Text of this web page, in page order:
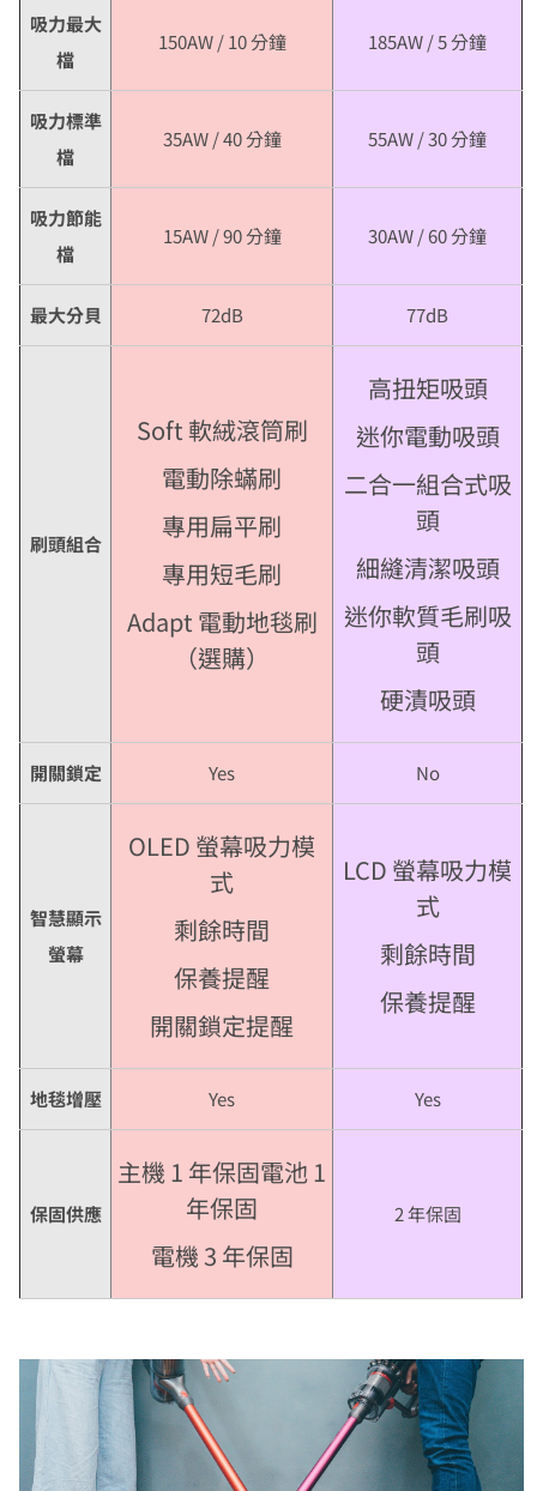
吸力最大
檔
150AW / 10 分鐘 185AW / 5 分鐘
吸力標準
檔
35AW / 40 分鐘 55AW / 30 分鐘
吸力節能
檔
15AW / 90 分鐘 30AW / 60 分鐘
最大分貝 72dB 77dB
刷頭組合
Soft 軟絨滾筒刷
電動除蟎刷
專用扁平刷
專用短毛刷
Adapt 電動地毯刷
（選購）
高扭矩吸頭
迷你電動吸頭
二合一組合式吸
頭
細縫清潔吸頭
迷你軟質毛刷吸
頭
硬漬吸頭
開關鎖定 Yes No
智慧顯示
螢幕
OLED 螢幕吸力模
式
剩餘時間
保養提醒
開關鎖定提醒
LCD 螢幕吸力模
式
剩餘時間
保養提醒
地毯增壓 Yes Yes
保固供應
主機 1 年保固電池 1
年保固
電機 3 年保固
2 年保固